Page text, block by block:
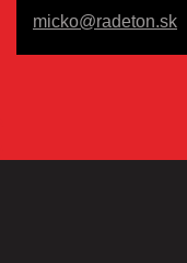
micko@radeton.sk